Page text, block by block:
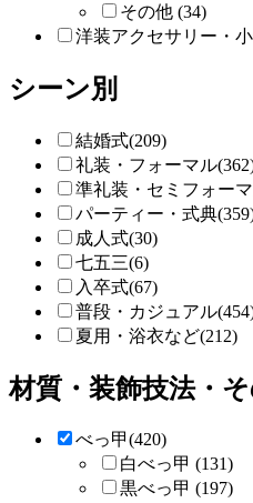
その他 (34)
洋装アクセサリー・
シーン別
結婚式(209)
礼装・フォーマル
準礼装・セミフォー
パーティー・式典
成人式(30)
七五三(6)
入卒式(67)
普段・カジュアル
夏用・浴衣など(212)
材質・装飾技法・
べっ甲(420)
白べっ甲 (131)
黒べっ甲 (197)